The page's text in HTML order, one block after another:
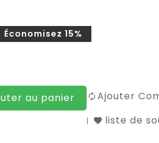
Économisez 15%
au panier
Ajouter
liste de